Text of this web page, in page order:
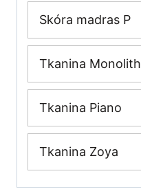
Skóra madras P
Tkanina Monolith
Tkanina Piano
Tkanina Zoya